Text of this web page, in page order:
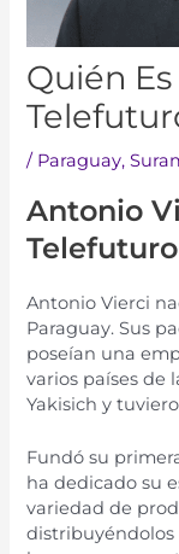
Quién
/ Paraguay,
Antonio
Telefuturo
Antonio Vierci n
Paraguay. Sus
poseían una em
varios países de
Yakisich y tuvier
Fundó su prim
ha dedicado su
variedad de
distribuyéndolos